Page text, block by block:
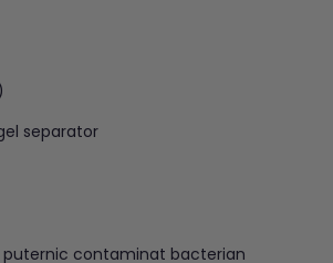
separator
contaminat bacterian